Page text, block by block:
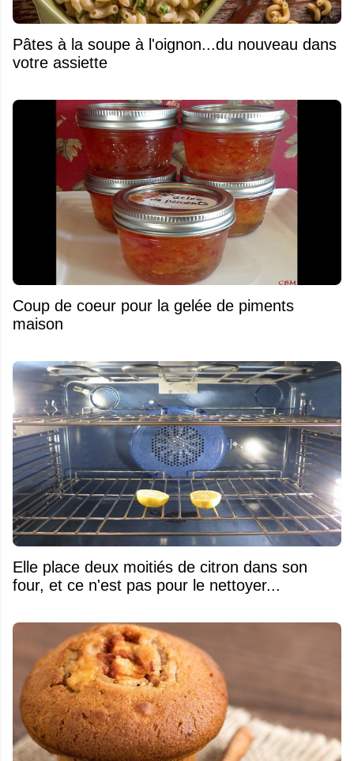
Pâtes à la soupe à l'oignon...du nouveau dans
votre assiette
Coup de coeur pour la gelée de piments
maison
Elle place deux moitiés de citron dans son
four, et ce n'est pas pour le nettoyer...